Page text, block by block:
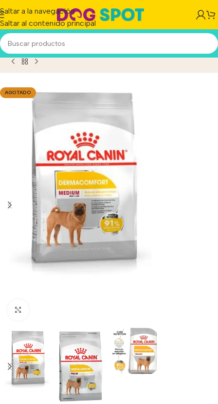
Saltar a la navegación
Saltar al contenido principal
Nutrition Perro Adulto Medium Dermacomfort x 3 kg
AGOTADO